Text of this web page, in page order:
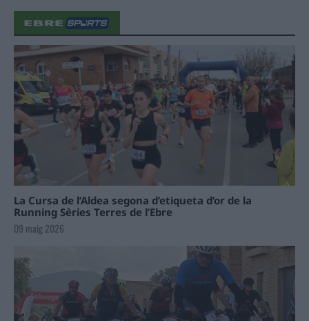
La Cursa de l’Aldea segona d’etiqueta d’or de la
Running Sèries Terres de l’Ebre
09 maig 2026